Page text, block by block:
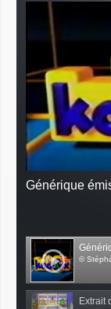
Générique
©
Extrait